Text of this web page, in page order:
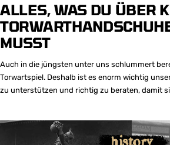
ALLES, WAS DU ÜBER
MUSST
Auch in die jüngsten unter uns schlummert
Torwartspiel. Deshalb ist es enorm wichtig
zu unterstützen und richtig zu beraten, damit